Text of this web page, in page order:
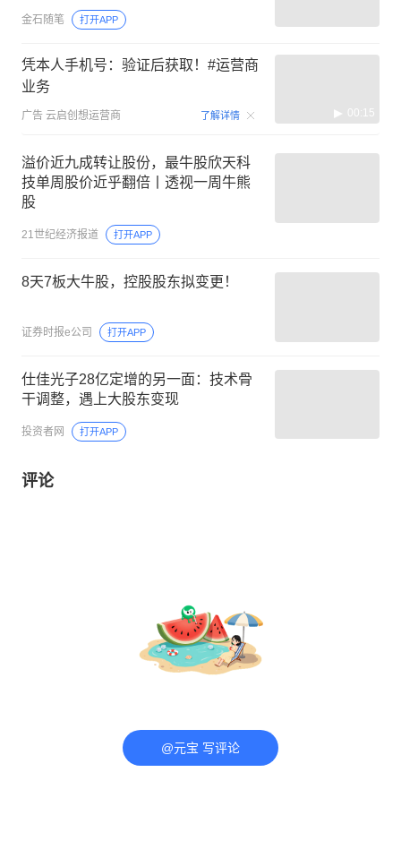
金石随笔 打开APP
凭本人手机号：验证后获取！#运营商
业务
广告 云启创想运营商 了解详情 00:15
溢价近九成转让股份，最牛股欣天科
技单周股价近乎翻倍丨透视一周牛熊
股
21世纪经济报道 打开APP
8天7板大牛股，控股股东拟变更！
证券时报e公司 打开APP
仕佳光子28亿定增的另一面：技术骨
干调整，遇上大股东变现
投资者网 打开APP
评论
@元宝 写评论